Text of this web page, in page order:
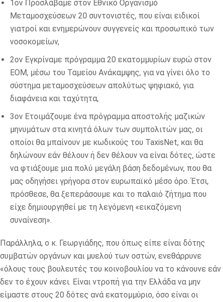
1ον Προσλάβαμε στον Εθνικό Οργανισμό
Μεταμοσχεύσεων 20 συντονιστές, που είναι ειδικοί
γιατροί και ενημερώνουν συγγενείς και προσωπικό των
νοσοκομείων,
2ον Εγκρίναμε πρόγραμμα 20 εκατομμυρίων ευρώ στον
ΕΟΜ, μέσω του Ταμείου Ανάκαμψης, για να γίνει όλο το
σύστημα μεταμοσχεύσεων απολύτως ψηφιακό, για
διαφάνεια και ταχύτητα,
3ον Ετοιμάζουμε ένα πρόγραμμα αποστολής μαζικών
μηνυμάτων στα κινητά όλων των συμπολιτών μας, οι
οποίοι θα μπαίνουν με κωδικούς του TaxisNet, και θα
δηλώνουν εάν θέλουν ή δεν θέλουν να είναι δότες, ώστε
να φτιάξουμε μια πολύ μεγάλη βάση δεδομένων, που θα
μας οδηγήσει γρήγορα στον ευρωπαϊκό μέσο όρο. Έτσι,
πρόσθεσε, θα ξεπεράσουμε και το παλαιό ζήτημα που
είχε δημιουργηθεί με τη λεγόμενη «εικαζόμενη
συναίνεση».
Παράλληλα, ο κ. Γεωργιάδης, που όπως είπε είναι δότης
συμβατών οργάνων και μυελού των οστών, ενεθάρρυνε
«όλους τους βουλευτές του κοινοβουλίου να το κάνουνε εάν
δεν το έχουν κάνει. Είναι ντροπή για την Ελλάδα να μην
είμαστε στους 20 δότες ανά εκατομμύριο, όσο είναι οι